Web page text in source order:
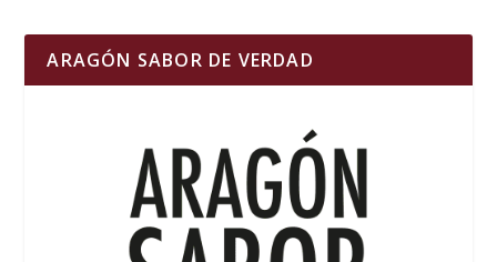
ARAGÓN SABOR DE VERDAD